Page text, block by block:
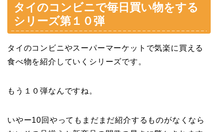
タイのコンビニで毎日買い物をする
シリーズ第１０弾
タイのコンビニやスーパーマーケットで気楽に買える
食べ物を紹介していくシリーズです。
もう１０弾なんですね。
いやー10回やってもまだまだ紹介するものがなくなら